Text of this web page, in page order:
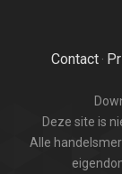
Contact·
Deze site is
Alle